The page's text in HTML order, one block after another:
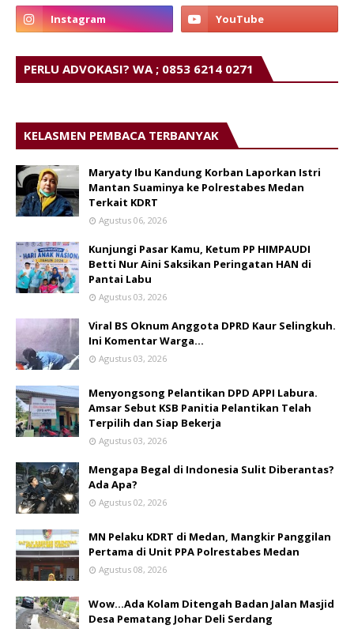
PERLU ADVOKASI? WA ; 0853 6214 0271
KELASMEN PEMBACA TERBANYAK
Maryaty Ibu Kandung Korban Laporkan Istri
Mantan Suaminya ke Polrestabes Medan
Terkait KDRT
Agustus 06, 2026
Kunjungi Pasar Kamu, Ketum PP HIMPAUDI
Betti Nur Aini Saksikan Peringatan HAN di
Pantai Labu
Agustus 03, 2026
Viral BS Oknum Anggota DPRD Kaur Selingkuh.
Ini Komentar Warga…
Agustus 03, 2026
Menyongsong Pelantikan DPD APPI Labura.
Amsar Sebut KSB Panitia Pelantikan Telah
Terpilih dan Siap Bekerja
Agustus 03, 2026
Mengapa Begal di Indonesia Sulit Diberantas?
Ada Apa?
Agustus 02, 2026
MN Pelaku KDRT di Medan, Mangkir Panggilan
Pertama di Unit PPA Polrestabes Medan
Agustus 08, 2026
Wow...Ada Kolam Ditengah Badan Jalan Masjid
Desa Pematang Johar Deli Serdang